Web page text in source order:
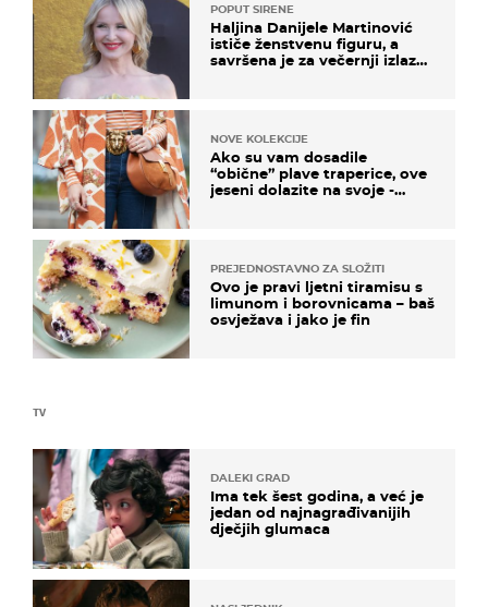
TV
DALEKI GRAD
Ima tek šest godina, a već je
jedan od najnagrađivanijih
dječjih glumaca
POPUT SIRENE
Haljina Danijele Martinović
ističe ženstvenu figuru, a
savršena je za večernji izlazak
NOVE KOLEKCIJE
Ako su vam dosadile
“obične” plave traperice, ove
jeseni dolazite na svoje -
PREJEDNOSTAVNO ZA SLOŽITI
Ovo je pravi ljetni tiramisu s
limunom i borovnicama – baš
osvježava i jako je fin